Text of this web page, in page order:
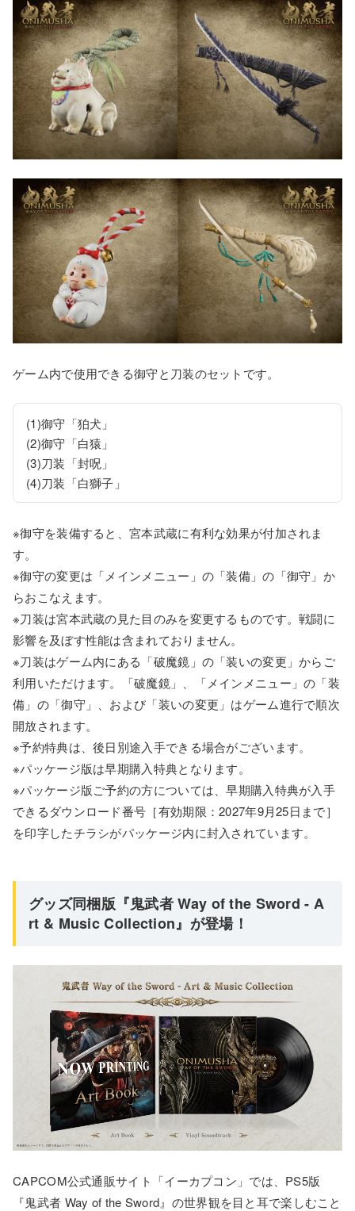
ゲーム内で使用できる御守と刀装のセットです。
(1)御守「狛犬」
(2)御守「白猿」
(3)刀装「封呪」
(4)刀装「白獅子」
※御守を装備すると、宮本武蔵に有利な効果が付加されま
す。
※御守の変更は「メインメニュー」の「装備」の「御守」か
らおこなえます。
※刀装は宮本武蔵の見た目のみを変更するものです。戦闘に
影響を及ぼす性能は含まれておりません。
※刀装はゲーム内にある「破魔鏡」の「装いの変更」からご
利用いただけます。「破魔鏡」、「メインメニュー」の「装
備」の「御守」、および「装いの変更」はゲーム進行で順次
開放されます。
※予約特典は、後日別途入手できる場合がございます。
※パッケージ版は早期購入特典となります。
※パッケージ版ご予約の方については、早期購入特典が入手
できるダウンロード番号［有効期限：2027年9月25日まで］
を印字したチラシがパッケージ内に封入されています。
グッズ同梱版『鬼武者 Way of the Sword - A
rt & Music Collection』が登場！
CAPCOM公式通販サイト「イーカプコン」では、PS5版
『鬼武者 Way of the Sword』の世界観を目と耳で楽しむこと